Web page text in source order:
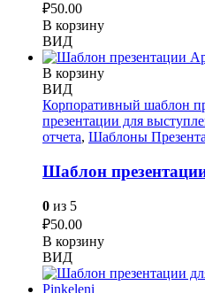
₽50.00
В корзину
ВИД
В корзину
ВИД
Корпоративный шаблон
презентации для
отчета, Шаблоны
Шаблон
0 из 5
₽50.00
В корзину
ВИД